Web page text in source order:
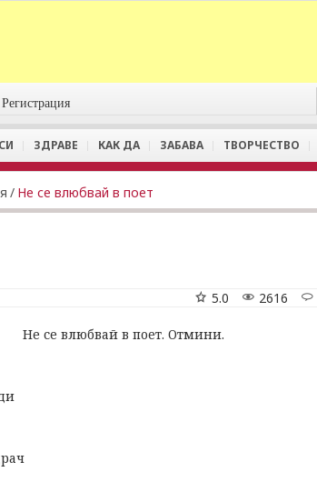
Регистрация
ЗДРАВЕ КАК ДА ЗАБАВА ТВОРЧЕСТВО
/ Не се влюбвай в поет
2616
5.0
Не се влюбвай в поет. Отмини.